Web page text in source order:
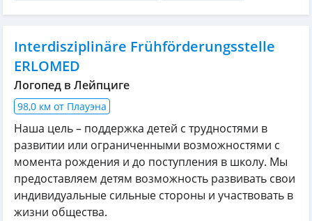
Interdisziplinäre Frühförderungsstelle
ERLOMED
Логопед в Лейпциге
98,0 км от Плауэна
Наша цель – поддержка детей с трудностями в
развитии или ограниченными возможностями с
момента рождения и до поступления в школу. Мы
предоставляем детям возможность развивать свои
индивидуальные сильные стороны и участвовать в
жизни общества.